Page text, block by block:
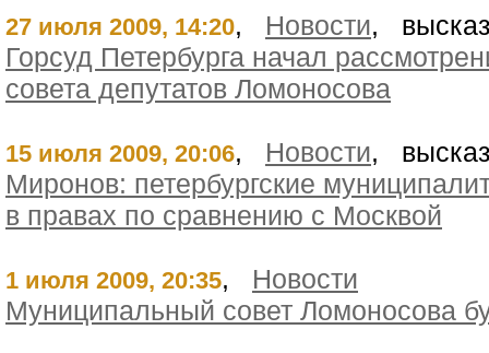
27 июля 2009, 14:20, Новости,
Горсуд Петербурга начал
совета депутатов Ломоносова
15 июля 2009, 20:06, Новости,
Миронов: петербургские
в правах по сравнению с Москвой
1 июля 2009, 20:35, Новости
Муниципальный совет Ломоносова